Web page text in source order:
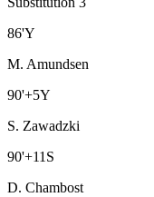
86'Y
M. Amundsen
90'+5Y
S. Zawadzki
90'+11 S
D. Chambost